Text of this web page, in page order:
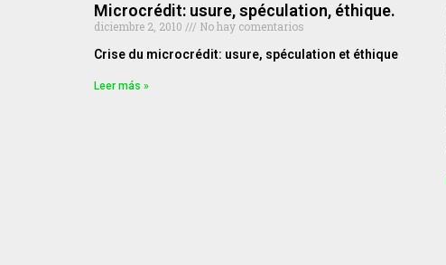
Microcrédit: usure, spéculation, éthique.
diciembre 2, 2010
No hay comentarios
Crise du microcrédit: usure, spéculation et éthique
Leer más »